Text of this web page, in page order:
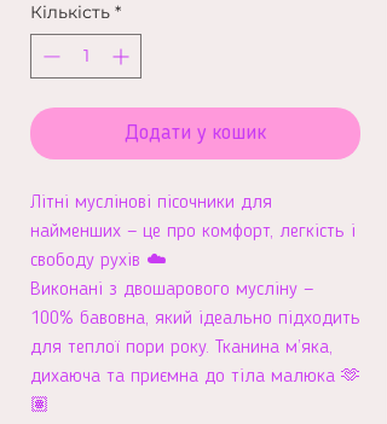
Кількість *
Додати у кошик
Літні муслінові пісочники для
найменших — це про комфорт, легкість і
свободу рухів ☁️
Виконані з двошарового мусліну —
100% бавовна, який ідеально підходить
для теплої пори року. Тканина м’яка,
дихаюча та приємна до тіла малюка 🫶
🏽